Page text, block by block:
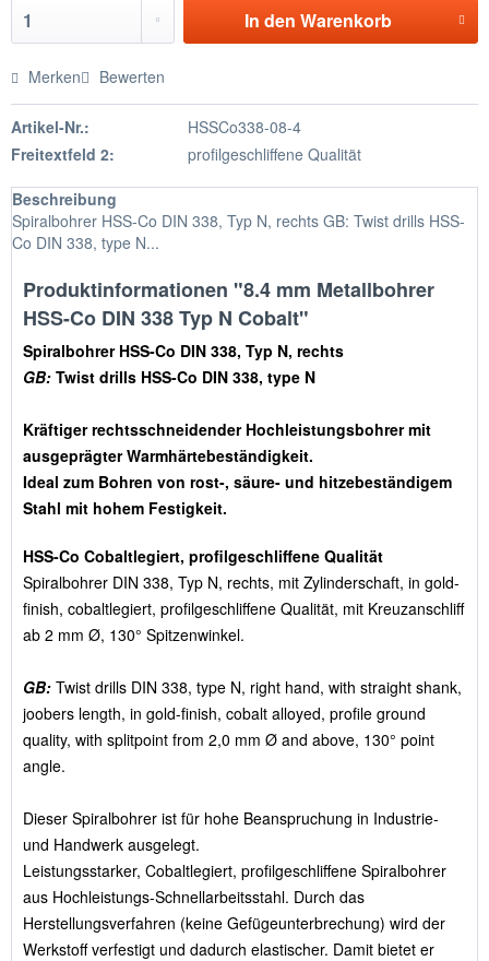
In den Warenkorb
Merken Bewerten
Artikel-Nr.:
HSSCo338-08-4
Freitextfeld 2:
profilgeschliffene Qualität
Beschreibung
Spiralbohrer HSS-Co DIN 338, Typ N, rechts GB: Twist drills HSS-
Co DIN 338, type N...
Produktinformationen "8.4 mm Metallbohrer
HSS-Co DIN 338 Typ N Cobalt"
Spiralbohrer HSS-Co DIN 338, Typ N, rechts
GB: Twist drills HSS-Co DIN 338, type N
Kräftiger rechtsschneidender Hochleistungsbohrer mit
ausgeprägter Warmhärtebeständigkeit.
Ideal zum Bohren von rost-, säure- und hitzebeständigem
Stahl mit hohem Festigkeit.
HSS-Co Cobaltlegiert, profilgeschliffene Qualität
Spiralbohrer DIN 338, Typ N, rechts, mit Zylinderschaft, in gold-
finish, cobaltlegiert, profilgeschliffene Qualität, mit Kreuzanschliff
ab 2 mm Ø, 130° Spitzenwinkel.
GB: Twist drills DIN 338, type N, right hand, with straight shank,
joobers length, in gold-finish, cobalt alloyed, profile ground
quality, with splitpoint from 2,0 mm Ø and above, 130° point
angle.
Dieser Spiralbohrer ist für hohe Beanspruchung in Industrie-
und Handwerk ausgelegt.
Leistungsstarker, Cobaltlegiert, profilgeschliffene Spiralbohrer
aus Hochleistungs-Schnellarbeitsstahl. Durch das
Herstellungsverfahren (keine Gefügeunterbrechung) wird der
Werkstoff verfestigt und dadurch elastischer. Damit bietet er